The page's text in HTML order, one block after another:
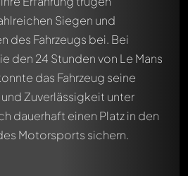
Siegen und
des Fahrzeugs bei. Bei
den 24 Stunden von Le Mans
das Fahrzeug seine
Zuverlässigkeit unter
dauerhaft einen Platz in den
Motorsports sichern.